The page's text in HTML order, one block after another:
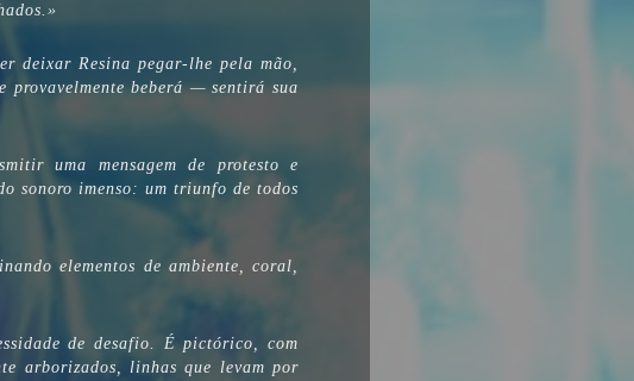
deixar Resina pegar-lhe pela mão,
provavelmente beberá—sentirá sua
uma mensagem de protesto e
sonoro imenso: um triunfo de todos
elementos de ambiente, coral,
de desafio. É pictórico, com
arborizados, linhas que levam por